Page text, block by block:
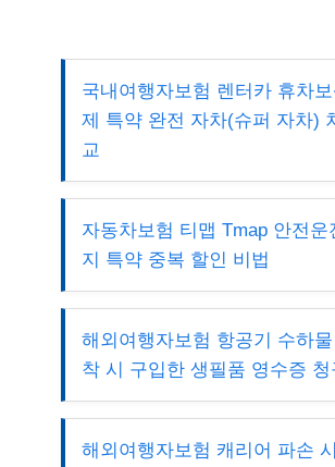
국내여행자보험 렌터카 휴차
제 특약 완전 자차(슈퍼 자차)
교
자동차보험 티맵 Tmap 안전운
지 특약 중복 할인 비법
해외여행자보험 항공기 수하
착 시 구입한 생필품 영수증 청
해외여행자보험 캐리어 파손